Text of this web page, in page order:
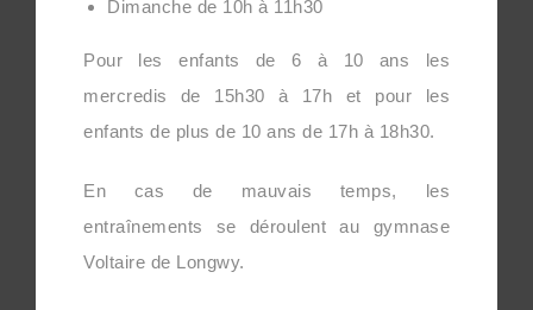
Dimanche de 10h à 11h30
Pour les enfants de 6 à 10 ans les
mercredis de 15h30 à 17h et pour les
enfants de plus de 10 ans de 17h à 18h30.
En cas de mauvais temps, les
entraînements se déroulent au gymnase
Voltaire de Longwy.